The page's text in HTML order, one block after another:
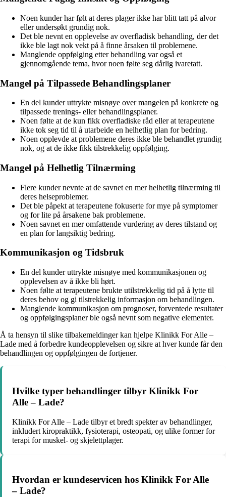
Noen kunder har følt at deres plager ikke har blitt tatt på alvor
eller undersøkt grundig nok.
Det ble nevnt en opplevelse av overfladisk behandling, der det
ikke ble lagt nok vekt på å finne årsaken til problemene.
Manglende oppfølging etter behandling var også et
gjennomgående tema, hvor noen følte seg dårlig ivaretatt.
Mangel på Tilpassede Behandlingsplaner
En del kunder uttrykte misnøye over mangelen på konkrete og
tilpassede trenings- eller behandlingsplaner.
Noen følte at de kun fikk overfladiske råd eller at terapeutene
ikke tok seg tid til å utarbeide en helhetlig plan for bedring.
Noen opplevde at problemene deres ikke ble behandlet grundig
nok, og at de ikke fikk tilstrekkelig oppfølging.
Mangel på Helhetlig Tilnærming
Flere kunder nevnte at de savnet en mer helhetlig tilnærming til
deres helseproblemer.
Det ble påpekt at terapeutene fokuserte for mye på symptomer
og for lite på årsakene bak problemene.
Noen savnet en mer omfattende vurdering av deres tilstand og
en plan for langsiktig bedring.
Kommunikasjon og Tidsbruk
En del kunder uttrykte misnøye med kommunikasjonen og
opplevelsen av å ikke bli hørt.
Noen følte at terapeutene brukte utilstrekkelig tid på å lytte til
deres behov og gi tilstrekkelig informasjon om behandlingen.
Manglende kommunikasjon om prognoser, forventede resultater
og oppfølgingsplaner ble også nevnt som negative elementer.
Å ta hensyn til slike tilbakemeldinger kan hjelpe Klinikk For Alle –
Lade med å forbedre kundeopplevelsen og sikre at hver kunde får den
behandlingen og oppfølgingen de fortjener.
Hvilke typer behandlinger tilbyr Klinikk For
Alle – Lade?
Klinikk For Alle – Lade tilbyr et bredt spekter av behandlinger,
inkludert kiropraktikk, fysioterapi, osteopati, og ulike former for
terapi for muskel- og skjelettplager.
Hvordan er kundeservicen hos Klinikk For Alle
– Lade?